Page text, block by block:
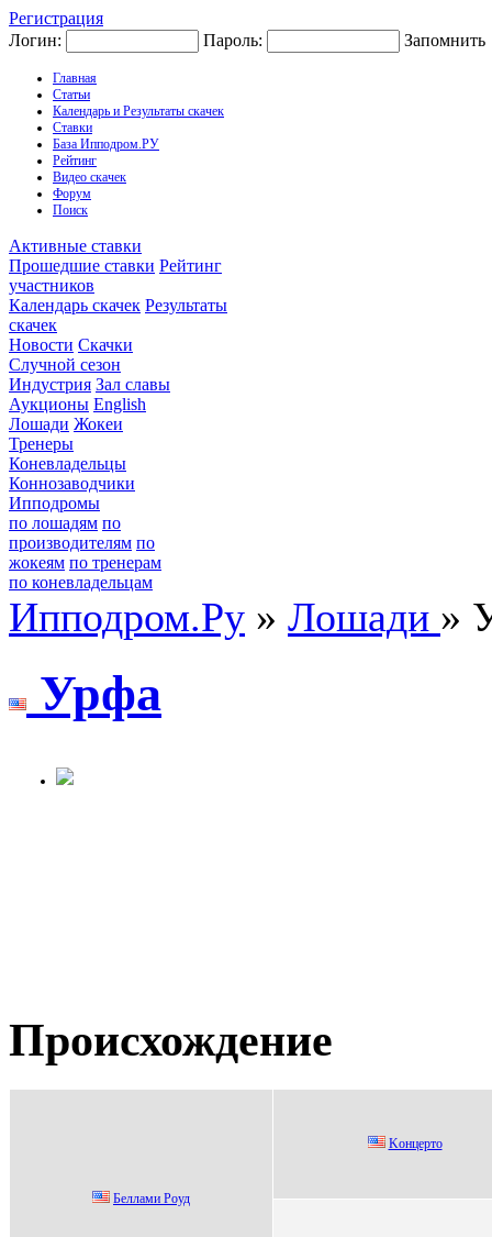
Регистрация
Логин:
Пароль: Запомнить
Главная
Статьи
Календарь и Результаты скачек
Ставки
База Ипподром.РУ
Рейтинг
Видео скачек
Форум
Поиск
Активные ставки
Прошедшие ставки Рейтинг
участников
Календарь скачек Результаты
скачек
Новости Скачки
Случной сезон
Индустрия Зал славы
Аукционы English
Лошади Жокеи
Тренеры
Коневладельцы
Коннозаводчики
Ипподромы
по лошадям по
производителям по
жокеям по тренерам
по коневладельцам
Ипподром.Ру » Лошади »
Урфа
Происхождение
Беллами Poуд
Koнцeртo